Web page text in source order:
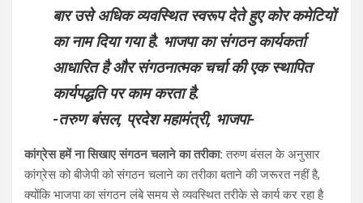
बार उसे अधिक व्यवस्थित स्वरूप देते हुए कोर कमेटियों
का नाम दिया गया है. भाजपा का संगठन कार्यकर्ता
आधारित है और संगठनात्मक चर्चा की एक स्थापित
कार्यपद्धति पर काम करता है.
-तरुण बंसल, प्रदेश महामंत्री, भाजपा-
कांग्रेस हमें ना सिखाए संगठन चलाने का तरीका: तरुण बंसल के अनुसार
कांग्रेस को बीजेपी को संगठन चलाने का तरीका बताने की जरूरत नहीं है,
क्योंकि भाजपा का संगठन लंबे समय से व्यवस्थित तरीके से कार्य कर रहा है